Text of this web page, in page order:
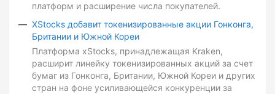
платформ и расширение числа покупателей.
XStocks добавит токенизированные акции Гонконга,
Британии и Южной Кореи
Платформа xStocks, принадлежащая Kraken,
расширит линейку токенизированных акций за счет
бумаг из Гонконга, Британии, Южной Кореи и других
стран на фоне усиливающейся конкуренции за